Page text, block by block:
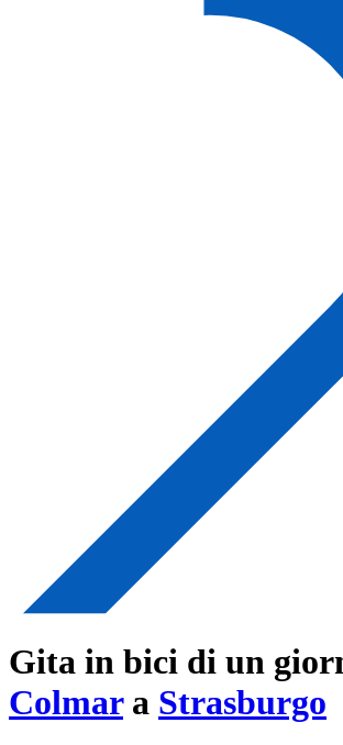
Gita in bici di un
Colmara Strasburgo